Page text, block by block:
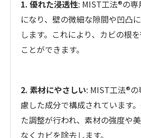
1. 優れた浸透性: MIST工法®の
になり、壁の微細な隙間や凹凸
します。これにより、カビの根
ことができます。
2. 素材にやさしい: MIST工法®
慮した成分で構成されています
た調整が行われ、素材の強度や
なくカビを除去します。